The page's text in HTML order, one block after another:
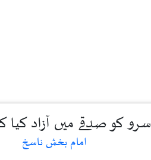
سرو کو صدقے میں آزاد کیا
امام بخش ناسخ